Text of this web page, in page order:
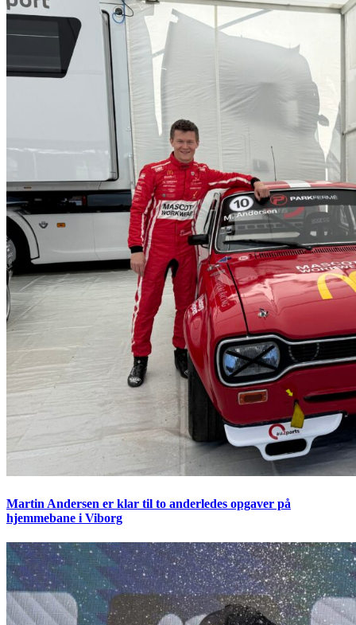
Martin Andersen er klar til to anderledes opgaver på
hjemmebane i Viborg